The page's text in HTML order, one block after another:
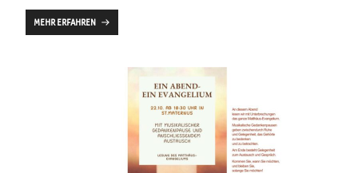
MEHR ERFAHREN